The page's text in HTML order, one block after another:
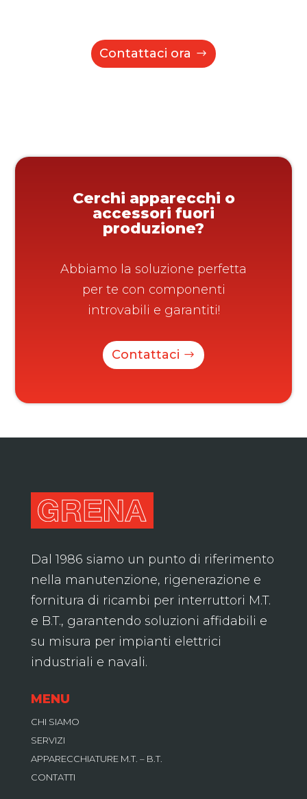
Contattaci ora
Cerchi apparecchi o
accessori fuori
produzione?
Abbiamo la soluzione perfetta
per te con componenti
introvabili e garantiti!
Contattaci
Dal 1986 siamo un punto di riferimento
nella manutenzione, rigenerazione e
fornitura di ricambi per interruttori M.T.
e B.T., garantendo soluzioni affidabili e
su misura per impianti elettrici
industriali e navali.
MENU
CHI SIAMO
SERVIZI
APPARECCHIATURE M.T. – B.T.
CONTATTI